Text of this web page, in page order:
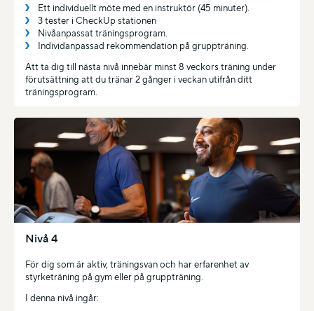
Ett individuellt möte med en instruktör (45 minuter).
3 tester i CheckUp stationen
Nivåanpassat träningsprogram.
Individanpassad rekommendation på gruppträning.
Att ta dig till nästa nivå innebär minst 8 veckors träning under
förutsättning att du tränar 2 gånger i veckan utifrån ditt
träningsprogram.
Nivå 4
För dig som är aktiv, träningsvan och har erfarenhet av
styrketräning på gym eller på gruppträning.
I denna nivå ingår: